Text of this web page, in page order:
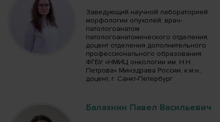
Заведующий научной лабораторией
морфологии опухолей, врач-
патологоанатом
патологоанатомического отделения,
доцент отделения дополнительного
профессионального образования
ФГБУ «НМИЦ онкологии им. Н.Н.
Петрова» Минздрава России, к.м.н.,
доцент, г. Санкт-Петербург
Балахнин Павел Васильевич